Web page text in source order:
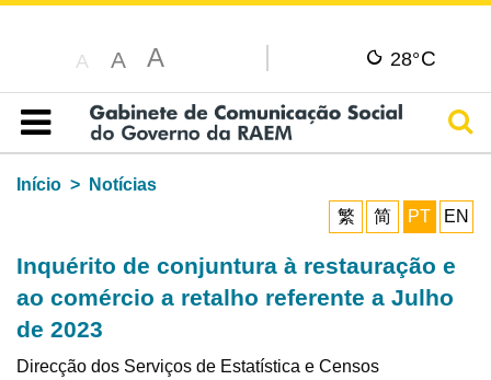
A A A 28°C
Índice
Início
Notícias
繁
简 PT EN
Inquérito de conjuntura à restauração e
ao comércio a retalho referente a Julho
de 2023
Direcção dos Serviços de Estatística e Censos